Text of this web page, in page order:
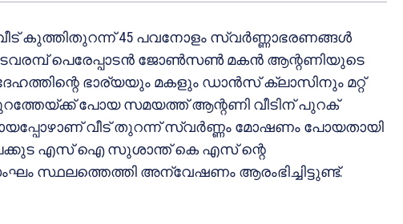
വീട് കുത്തിതുറന്ന് 45 പവനോളം സ്വര്‍ണ്ണാഭരണങ്ങള്‍
പെരേപ്പാടന്‍ ജോണ്‍സണ്‍ മകന്‍ ആന്റണിയുടെ
ഭാര്യയും മകളും ഡാന്‍സ് ക്ലാസിനും മറ്റ്
പോയ സമയത്ത് ആന്റണി വീടിന് പുറക്
വീട് തുറന്ന് സ്വര്‍ണ്ണം മോഷണം പോയതായി
എസ് ഐ സുശാന്ത് കെ എസ് ന്റെ
സ്ഥലത്തെത്തി അന്വേഷണം ആരംഭിച്ചിട്ടുണ്ട്.